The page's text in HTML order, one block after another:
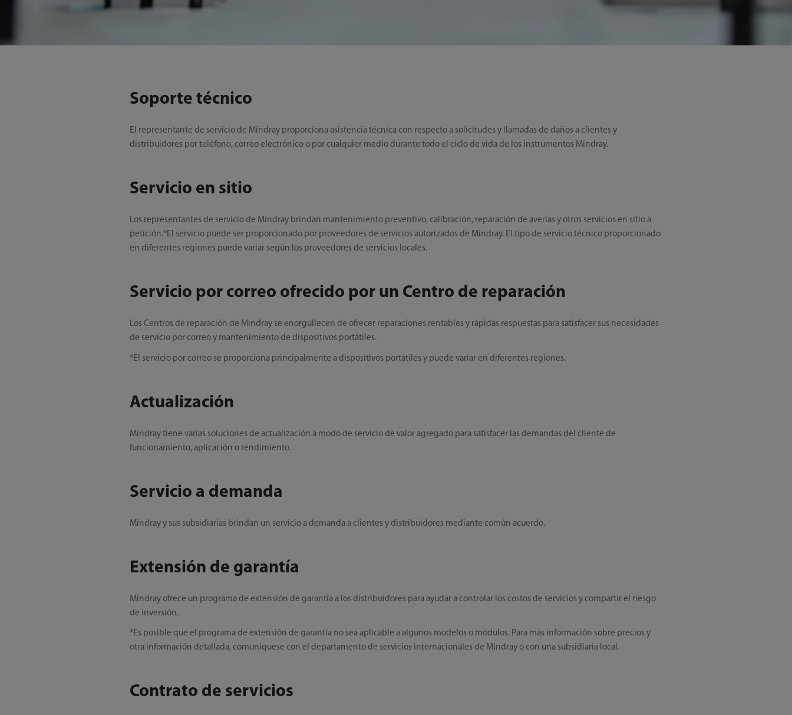
Soporte técnico
El representante de servicio de Mindray proporciona asistencia técnica con respecto a solicitudes y llamadas de daños a clientes y
distribuidores por teléfono, correo electrónico o por cualquier medio durante todo el ciclo de vida de los instrumentos Mindray.
Servicio en sitio
Los representantes de servicio de Mindray brindan mantenimiento preventivo, calibración, reparación de averías y otros servicios en sitio a
petición.*El servicio puede ser proporcionado por proveedores de servicios autorizados de Mindray. El tipo de servicio técnico proporcionado
en diferentes regiones puede variar según los proveedores de servicios locales.
Servicio por correo ofrecido por un Centro de reparación
Los Centros de reparación de Mindray se enorgullecen de ofrecer reparaciones rentables y rápidas respuestas para satisfacer sus necesidades
de servicio por correo y mantenimiento de dispositivos portátiles.
*El servicio por correo se proporciona principalmente a dispositivos portátiles y puede variar en diferentes regiones.
Actualización
Mindray tiene varias soluciones de actualización a modo de servicio de valor agregado para satisfacer las demandas del cliente de
funcionamiento, aplicación o rendimiento.
Servicio a demanda
Mindray y sus subsidiarias brindan un servicio a demanda a clientes y distribuidores mediante común acuerdo.
Extensión de garantía
Mindray ofrece un programa de extensión de garantía a los distribuidores para ayudar a controlar los costos de servicios y compartir el riesgo
de inversión.
*Es posible que el programa de extensión de garantía no sea aplicable a algunos modelos o módulos. Para más información sobre precios y
otra información detallada, comuníquese con el departamento de servicios internacionales de Mindray o con una subsidiaria local.
Contrato de servicios